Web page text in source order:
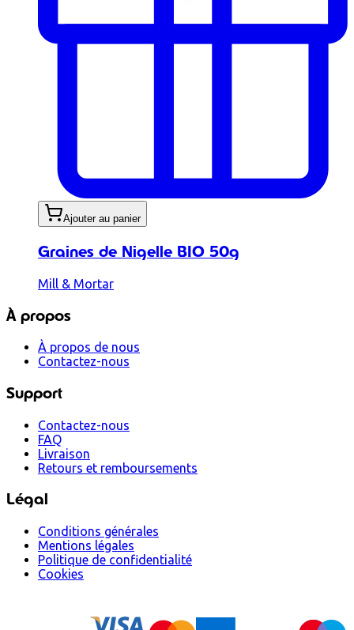
Ajouter au panier
Graines de Nigelle BIO 50g
Mill & Mortar
À propos
À propos de nous
Contactez-nous
Support
Contactez-nous
FAQ
Livraison
Retours et remboursements
Légal
Conditions générales
Mentions légales
Politique de confidentialité
Cookies